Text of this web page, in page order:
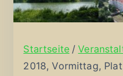
Startseite
2018, Vormittag,